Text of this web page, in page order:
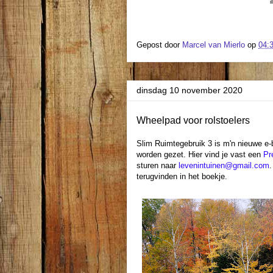
Gepost door Marcel van Mierlo op
dinsdag 10 november 2020
Wheelpad voor rolstoelers
Slim Ruimtegebruik 3 is m'n nieuwe
worden gezet. Hier vind je vast een
sturen naar levenintuinen@gmail.com
terugvinden in het boekje.